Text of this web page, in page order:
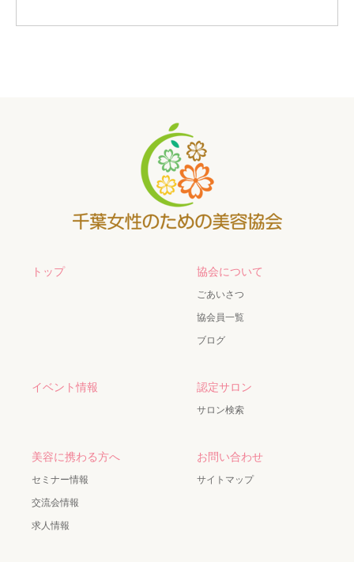
トップ 協会について
ごあいさつ
協会員一覧
ブログ
イベント情報 認定サロン
サロン検索
美容に携わる方へ
セミナー情報
交流会情報
求人情報
お問い合わせ
サイトマップ